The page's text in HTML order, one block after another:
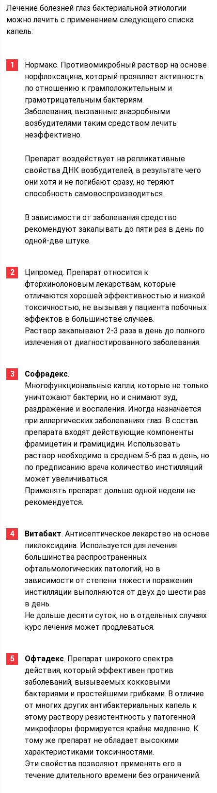
Лечение болезней глаз бактериальной этиологии
можно лечить с применением следующего списка
капель:
Нормакс. Противомикробный раствор на основе
норфлоксацина, который проявляет активность
по отношению к грамположительным и
грамотрицательным бактериям.
Заболевания, вызванные анаэробными
возбудителями таким средством лечить
неэффективно.
Препарат воздействует на репликативные
свойства ДНК возбудителей, в результате чего
они хотя и не погибают сразу, но теряют
способность самовоспроизводиться.
В зависимости от заболевания средство
рекомендуют закапывать до пяти раз в день по
одной-две штуке.
Ципромед. Препарат относится к
фторхинолоновым лекарствам, которые
отличаются хорошей эффективностью и низкой
токсичностью, не вызывая у пациента побочных
эффектов в большинстве случаев.
Раствор закапывают 2-3 раза в день до полного
излечения от диагностированного заболевания.
Софрадекс.
Многофункциональные капли, которые не только
уничтожают бактерии, но и снимают зуд,
раздражение и воспаления. Иногда назначается
при аллергических заболеваниях глаз. В состав
препарата входят действующие компоненты
фрамицетин и грамицидин. Использовать
раствор необходимо в среднем 5-6 раз в день, но
по предписанию врача количество инстилляций
может увеличиваться.
Применять препарат дольше одной недели не
рекомендуется.
Витабакт. Антисептическое лекарство на основе
пиклоксидина. Используется для лечения
большинства распространенных
офтальмологических патологий, но в
зависимости от степени тяжести поражения
инстилляции выполняются от двух до шести раз
в день.
Не дольше десяти суток, но в отдельных случаях
курс лечения может продлеваться.
Офтадекс. Препарат широкого спектра
действия, который эффективен против
заболеваний, вызываемых кокковыми
бактериями и простейшими грибками. В отличие
от многих других антибактериальных капель к
этому раствору резистентность у патогенной
микрофлоры формируется крайне медленно. К
тому же препарат не обладает высокими
характеристиками токсичностями.
Эти свойства позволяют применять его в
течение длительного времени без ограничений.